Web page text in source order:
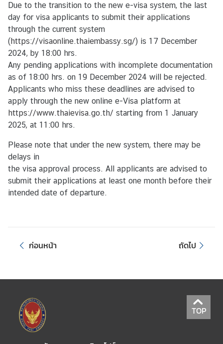
ร
ม
แ
ล
ะ
ป
ร
ะ
ก
า
ศ
บ
ริ
ก
า
สุ
ข้
Due to the transition to the new e-visa system, the last
day for visa applicants to submit their applications
through the current system
(https://visaonline.thaiembassy.sg/) is 17 December
2024, by 18:00 hrs.
Any pending applications with incomplete documentation
as of 18:00 hrs. on 19 December 2024 will be rejected.
Applicants who miss these deadlines are advised to
apply through the new online e-Visa platform at
https://www.thaievisa.go.th/ starting from 1 January
2025, at 11:00 hrs.
Please note that under the new system, there may be
delays in
the visa approval process. All applicants are advised to
submit their applications at least one month before their
intended date of departure.
ก่อนหน้า ถัดไป
TOP